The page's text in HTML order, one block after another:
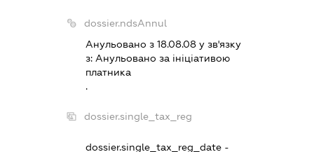
dossier.ndsAnnul
Анульовано з 18.08.08 у зв'язку
з:Анульовано за iнiцiативою
платника
.
dossier.single_tax_reg
dossier.single_tax_reg_date -